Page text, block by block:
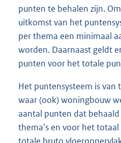
punten te behalen zijn.
uitkomst van het
per thema een minimaal
worden. Daarnaast geldt
punten voor het totale
Het puntensysteem is van
waar (ook) woningbouw
aantal punten dat
thema’s en voor het